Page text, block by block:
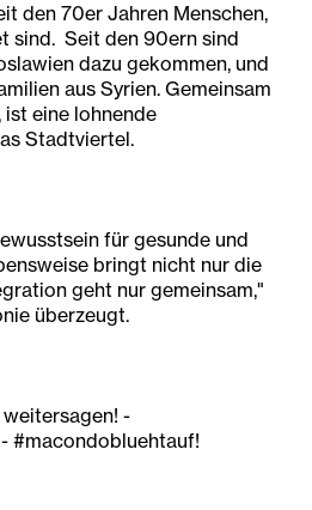
den 70er Jahren Menschen,
sind. Seit den 90ern sind
dazu gekommen, und
aus Syrien. Gemeinsam
eine lohnende
Stadtviertel.
für gesunde und
bringt nicht nur die
geht nur gemeinsam,"
überzeugt.
-
#macondobluehtauf!